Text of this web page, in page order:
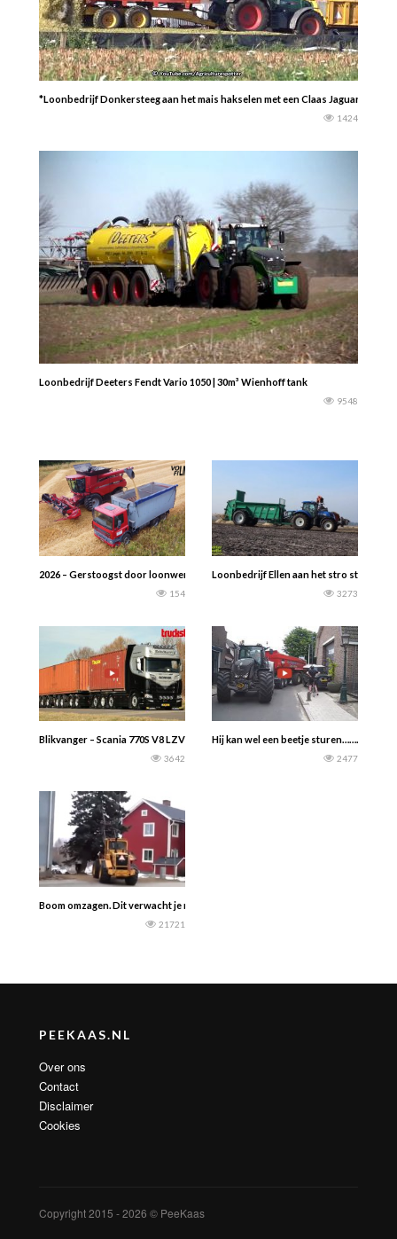
*Loonbedrijf Donkersteeg aan het mais hakselen met een Claas Jaguar 870
1424
Loonbedrijf Deeters Fendt Vario 1050 | 30m³ Wienhoff tank
9548
2026 – Gerstoogst door loonwerker Mateman: – Case IH 8120 Axial-Flow
154
Loonbedrijf Ellen aan het stro strooien.
3273
Blikvanger – Scania 770S V8 LZV’ — Ook de nieuwe, langverwachte LZV van
3642
Hij kan wel een beetje sturen…………..
2477
Boom omzagen. Dit verwacht je niet.
21721
PEEKAAS.NL
Over ons
Contact
Disclaimer
Cookies
Copyright 2015 - 2026 © PeeKaas